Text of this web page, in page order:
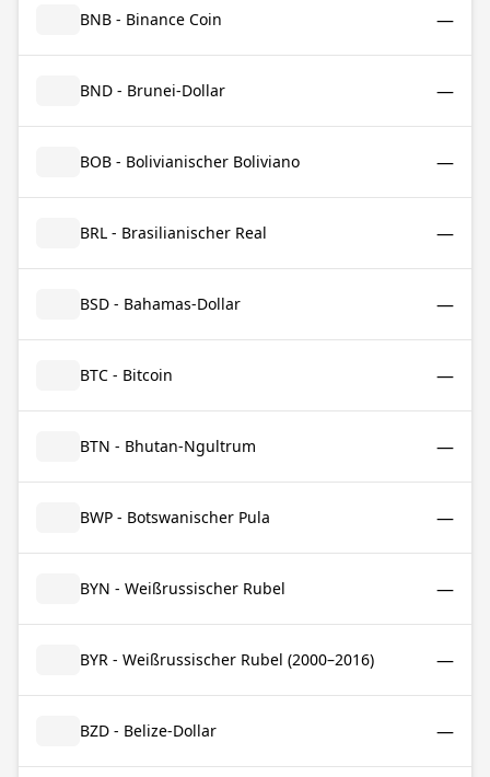
BNB - Binance Coin —
BND - Brunei-Dollar —
BOB - Bolivianischer Boliviano —
BRL - Brasilianischer Real —
BSD - Bahamas-Dollar —
BTC - Bitcoin —
BTN - Bhutan-Ngultrum —
BWP - Botswanischer Pula —
BYN - Weißrussischer Rubel —
BYR - Weißrussischer Rubel (2000–2016) —
BZD - Belize-Dollar —